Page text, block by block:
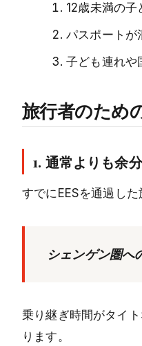
12歳未満の
パスポートが
子ども連れや
旅行者のため
1. 通常よりも余
すでにEESを通過し
シェンゲン圏へ
乗り継ぎ時間がタイ
ります。